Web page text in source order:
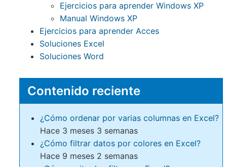
Ejercicios para aprender Windows XP
Manual Windows XP
Ejercicios para aprender Acces
Soluciones Excel
Soluciones Word
Contenido reciente
¿Cómo ordenar por varias columnas en Excel?
Hace 3 meses 3 semanas
¿Cómo filtrar datos por colores en Excel?
Hace 9 meses 2 semanas